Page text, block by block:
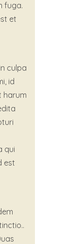
fuga.
et
culpa
id
harum
qui
est